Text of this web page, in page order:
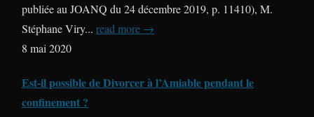
publiée au JOANQ du 24 décembre 2019, p. 11410), M.
Stéphane Viry... read more →
8 mai 2020
Est-il possible de Divorcer à l’Amiable pendant le
confinement ?